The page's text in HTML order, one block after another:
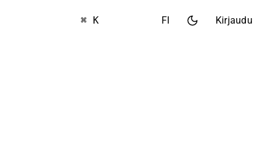
⌘ K FI Kirjaudu